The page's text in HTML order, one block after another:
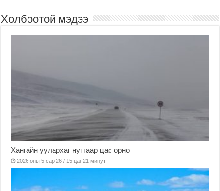
Холбоотой мэдээ
Хангайн уулархаг нутгаар цас орно
2026 оны 5 сар 26 / 15 цаг 21 минут